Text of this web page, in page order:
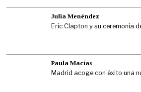
Julia Menéndez
Eric Clapton y su ceremonia
Paula Macías
Madrid acoge con éxito una